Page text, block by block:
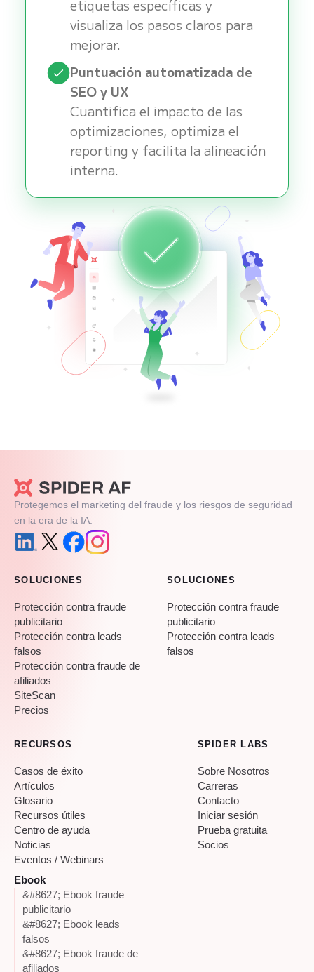
etiquetas específicas y
visualiza los pasos claros para
mejorar.
Puntuación automatizada de
SEO y UX
Cuantifica el impacto de las
optimizaciones, optimiza el
reporting y facilita la alineación
interna.
Protegemos el marketing del fraude y los riesgos de seguridad
en la era de la IA.
SOLUCIONES
Protección contra fraude
publicitario
Protección contra leads
falsos
Protección contra fraude de
afiliados
SiteScan
Precios
SOLUCIONES
Protección contra fraude
publicitario
Protección contra leads
falsos
RECURSOS
Casos de éxito
Artículos
Glosario
Recursos útiles
Centro de ayuda
Noticias
Eventos / Webinars
Ebook
&#8627; Ebook fraude
publicitario
&#8627; Ebook leads
falsos
&#8627; Ebook fraude de
afiliados
SPIDER LABS
Sobre Nosotros
Carreras
Contacto
Iniciar sesión
Prueba gratuita
Socios